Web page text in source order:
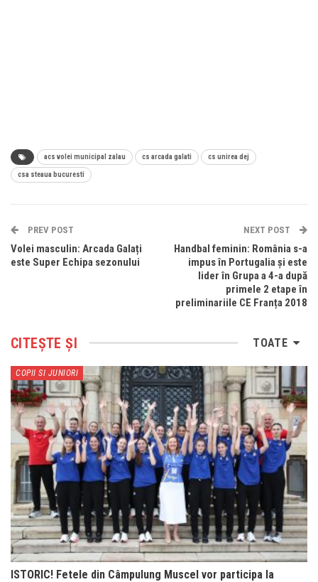
acs volei municipal zalau cs arcada galati cs unirea dej
csa steaua bucuresti
PREV POST
Volei masculin: Arcada Galați
este Super Echipa sezonului
NEXT POST
Handbal feminin: România s-a
impus în Portugalia și este
lider în Grupa a 4-a după
primele 2 etape în
preliminariile CE Franța 2018
TOATE
CITEȘTE ȘI
COPII SI JUNIORI
ISTORIC! Fetele din Câmpulung Muscel vor participa la